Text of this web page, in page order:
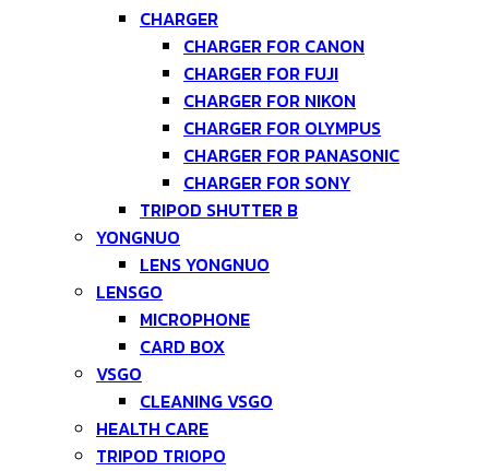
CHARGER
CHARGER FOR CANON
CHARGER FOR FUJI
CHARGER FOR NIKON
CHARGER FOR OLYMPUS
CHARGER FOR PANASONIC
CHARGER FOR SONY
TRIPOD SHUTTER B
YONGNUO
LENS YONGNUO
LENSGO
MICROPHONE
CARD BOX
VSGO
CLEANING VSGO
HEALTH CARE
TRIPOD TRIOPO